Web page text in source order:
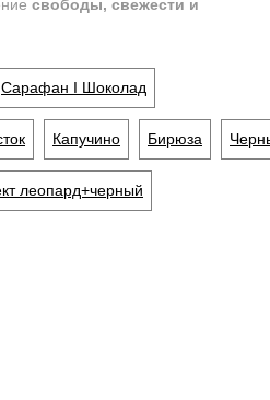
свободы, свежести и
Сарафан I Шоколад
Капучино Бирюза
леопард+черный